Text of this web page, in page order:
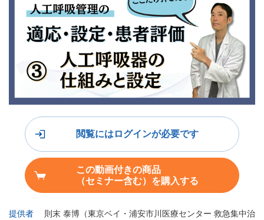
提供者
則末 泰博（東京ベイ・浦安市川医療センター 救急集中治
閲覧にはログインが必要です
この動画付きの商品
（セミナー含む）を購入する